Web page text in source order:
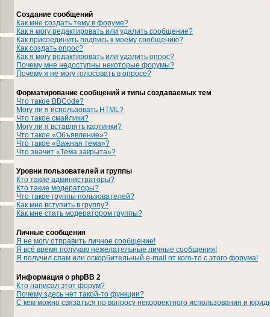
Создание сообщений
Как мне создать тему в форуме?
Как я могу редактировать или удалить сообщение?
Как присоединить подпись к моему сообщению?
Как создать опрос?
Как я могу редактировать или удалить опрос?
Почему мне недоступны некоторые форумы?
Почему я не могу голосовать в опросе?
Форматирование сообщений и типы создаваемых тем
Что такое BBCode?
Могу ли я использовать HTML?
Что такое смайлики?
Могу ли я вставлять картинки?
Что такое «Объявление»?
Что такое «Важная тема»?
Что значит «Тема закрыта»?
Уровни пользователей и группы
Кто такие администраторы?
Кто такие модераторы?
Что такое группы пользователей?
Как мне вступить в группу?
Как мне стать модератором группы?
Личные сообщения
Я не могу отправить личное сообщение!
Я всё время получаю нежелательные личные сообщения!
Я получил спам или оскорбительный e-mail от кого-то с этого форума!
Информация о phpBB 2
Кто написал этот форум?
Почему здесь нет такой-то функции?
С кем можно связаться по вопросу некорректного использования и